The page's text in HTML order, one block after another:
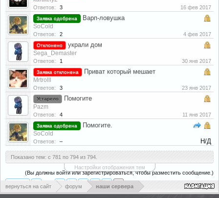
Ответов: 3 16 фев 2017
Заявка одобрена Варп-ловушка
SoCold
Ответов: 2 4 фев 2017
Отклонено украли дом
Sega_Demaster
Ответов: 1 30 янв 2017
Заявка отклонена Приват который мешает
Mrtrolll
Ответов: 3 23 янв 2017
Устарело Помогите
Pazm
Ответов: 4 11 янв 2017
Заявка одобрена Помогите.
SoCold
Ответов: – Н/Д
Показано тем: с 781 по 794 из 794.
Настройки отображения тем
(Вы должны войти или зарегистрироваться, чтобы разместить сообщение.)
← 35
вернуться на сайт форум наши сервера